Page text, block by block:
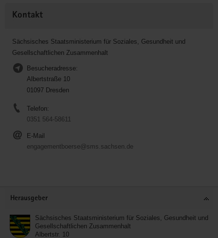
Kontakt
Sächsisches Staatsministerium für Soziales, Gesundheit und
Gesellschaftlichen Zusammenhalt
Besucheradresse:
Albertstraße 10
01097 Dresden
Telefon:
0351 564-58611
E-Mail
engagementboerse@sms.sachsen.de
Herausgeber
Sächsisches Staatsministerium für Soziales, Gesundheit und
Gesellschaftlichen Zusammenhalt
Albertstr. 10